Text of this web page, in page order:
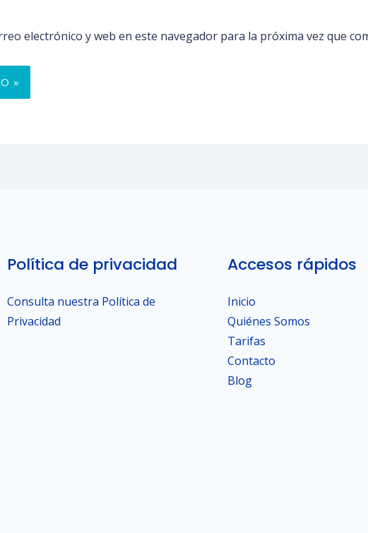
electrónico y web en este navegador para la próxima vez que
Política de privacidad
Consulta nuestra Política de
Privacidad
Accesos rápidos
Inicio
Quiénes Somos
Tarifas
Contacto
Blog